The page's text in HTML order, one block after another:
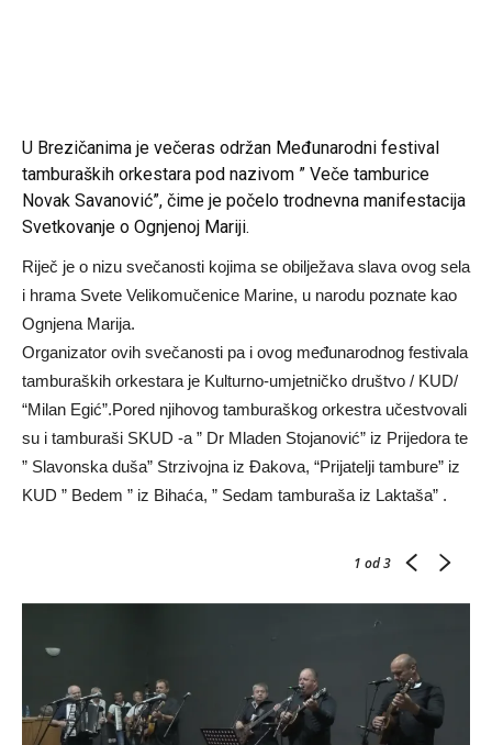
U Brezičanima je večeras održan Međunarodni festival
tamburaških orkestara pod nazivom ” Veče tamburice
Novak Savanović”, čime je počelo trodnevna manifestacija
Svetkovanje o Ognjenoj Mariji.
Riječ je o nizu svečanosti kojima se obilježava slava ovog sela
i hrama Svete Velikomučenice Marine, u narodu poznate kao
Ognjena Marija.
Organizator ovih svečanosti pa i ovog međunarodnog festivala
tamburaških orkestara je Kulturno-umjetničko društvo / KUD/
“Milan Egić”.Pored njihovog tamburaškog orkestra učestvovali
su i tamburaši SKUD -a ” Dr Mladen Stojanović” iz Prijedora te
” Slavonska duša” Strzivojna iz Đakova, “Prijatelji tambure” iz
KUD ” Bedem ” iz Bihaća, ” Sedam tamburaša iz Laktaša” .
1 od 3